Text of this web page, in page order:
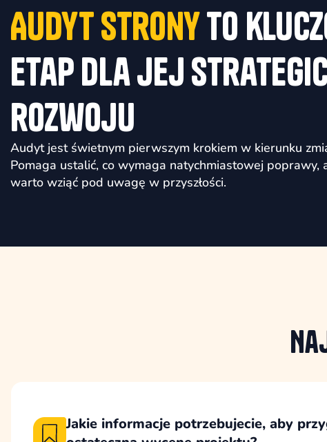
Audyt stronyto
etap dla jej
rozwoju
Audyt jest świetnym pierwszym krokiem w kierunku
Pomaga ustalić, co wymaga natychmiastowej poprawy,
warto wziąć pod uwagę w przyszłości.
Jakie informacje potrzebujecie, aby